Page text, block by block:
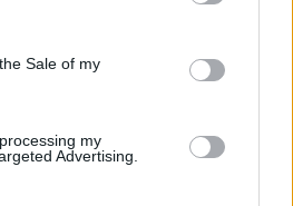
and its third-party tags to
purposes in below Google
Sale of my
my
Advertising.